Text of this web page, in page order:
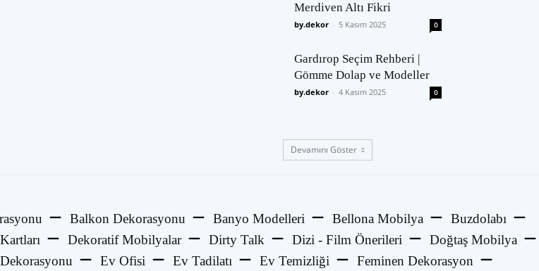
Merdiven Altı Fikri
by.dekor - 5 Kasım 2025 0
Gardırop Seçim Rehberi |
Gömme Dolap ve Modeller
by.dekor - 4 Kasım 2025 0
Devamını Göster
Balkon Dekorasyonu Banyo Modelleri Bellona Mobilya
Buzdolabı
Dekoratif Mobilyalar Dirty Talk Dizi - Film Önerileri
Doğtaş Mobilya
Ev Ofisi Ev Tadilatı Ev Temizliği
Feminen Dekorasyon